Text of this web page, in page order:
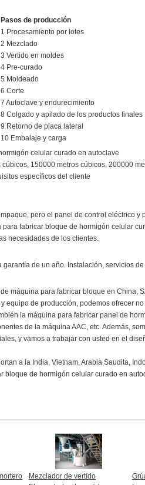
Pasos de producción
1 Procesamiento por lotes
2 Mezclado
3 Vertido en moldes
4 Pre-curado
5 Moldeado
6 Corte
7 Autoclave y endurecimiento
8 Colgado y apilado de los productos finales
9 Retorno de placa lateral
10 Embalaje y carga
celular curado en autoclave
150000 metros cúbicos, 200000
específicos del cliente
pero el panel de control eléctrico y
fabricar bloque de hormigón celular
necesidades de los clientes.
de un año. Instalación, servicios
máquina para fabricar bloque en China,
equipo de producción, podemos ofrecer
la máquina para fabricar panel de
de la máquina AAC, etc. Además,
y vamos a trabajar con usted en el
a la India, Vietnam, Arabia Saudita,
de hormigón celular curado en
Mezclador de vertido